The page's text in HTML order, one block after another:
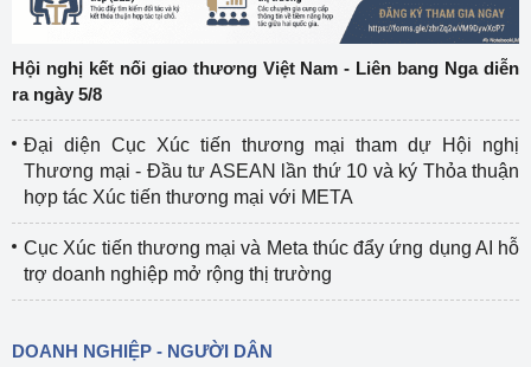
Hội nghị kết nối giao thương Việt Nam - Liên bang Nga diễn
ra ngày 5/8
Đại diện Cục Xúc tiến thương mại tham dự Hội nghị
Thương mại - Đầu tư ASEAN lần thứ 10 và ký Thỏa thuận
hợp tác Xúc tiến thương mại với META
Cục Xúc tiến thương mại và Meta thúc đẩy ứng dụng AI hỗ
trợ doanh nghiệp mở rộng thị trường
DOANH NGHIỆP - NGƯỜI DÂN